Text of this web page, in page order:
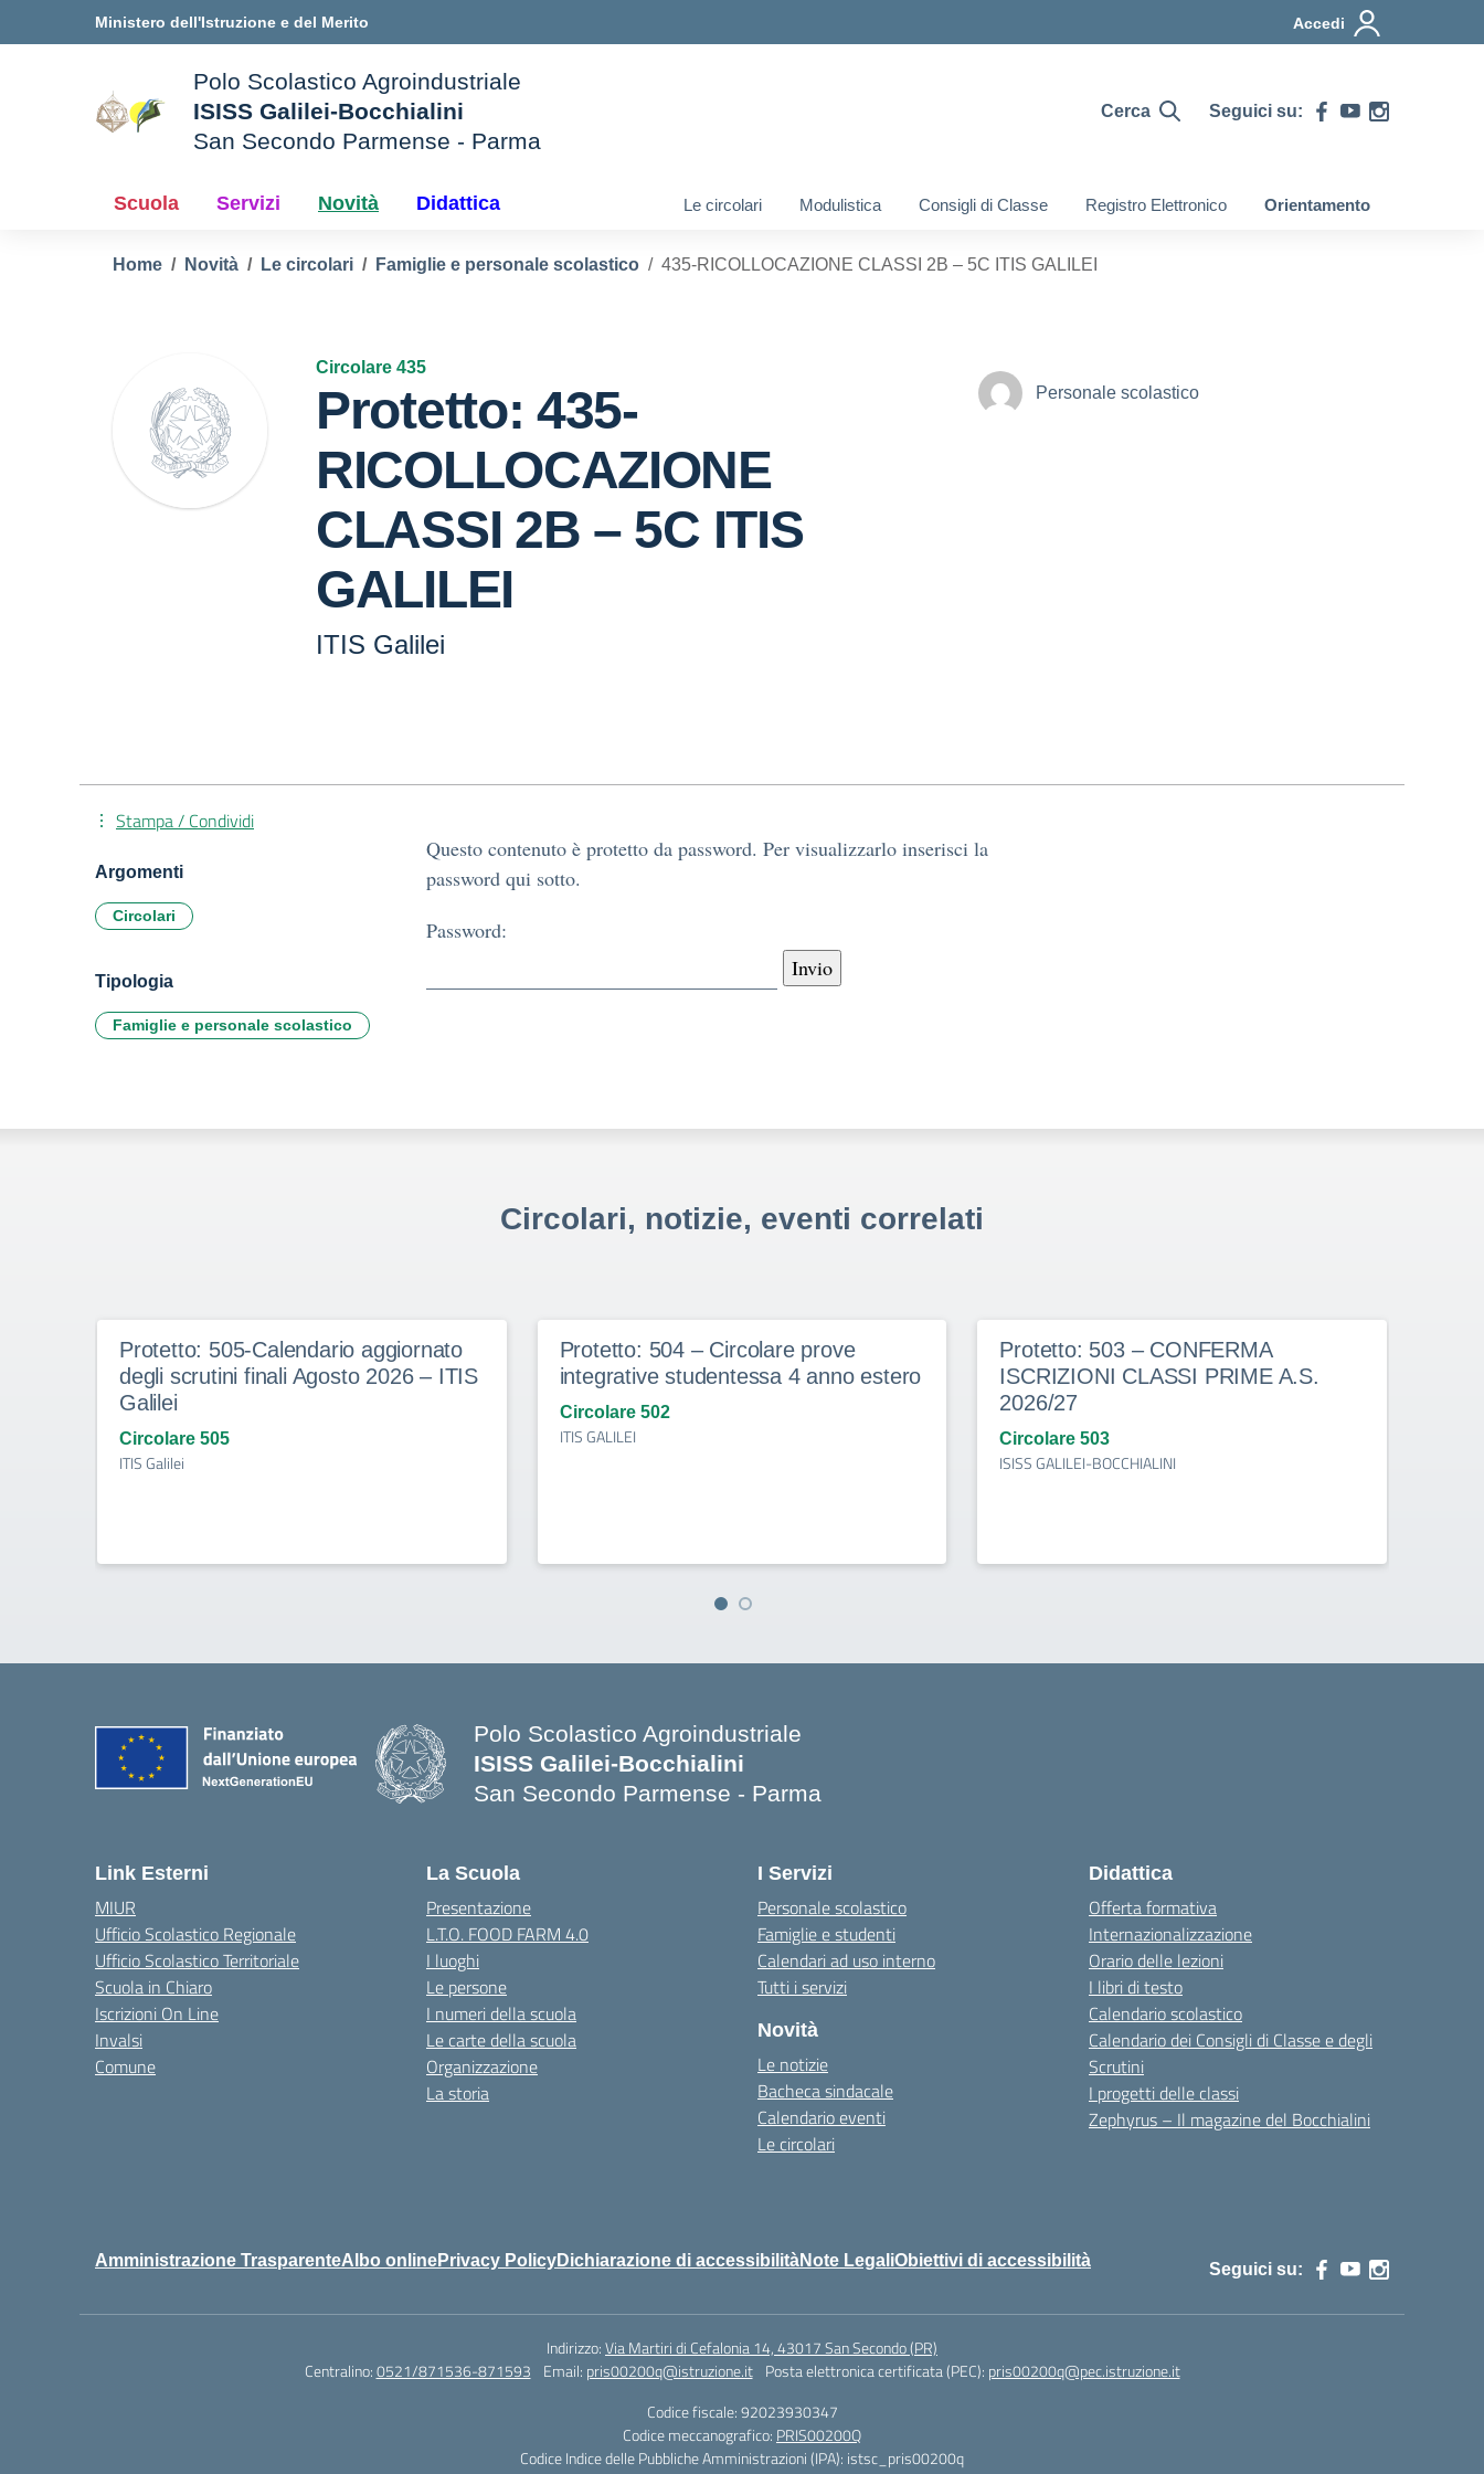
Vai ai contenuti
Vai al menu di navigazioneMinistero dell'Istruzione e del Merito Accedi
Polo Scolastico Agroindustriale
ISISS Galilei-Bocchialini
San Secondo Parmense - Parma
Cerca Seguici su:
Scuola Servizi Novità Didattica Le circolari Modulistica Consigli di Classe Registro Elettronico Orientamento
Home Novità Le circolari Famiglie e personale scolastico 435-RICOLLOCAZIONE CLASSI 2B – 5C ITIS GALILEI
Circolare 435
Protetto: 435-
RICOLLOCAZIONE
CLASSI 2B – 5C ITIS
GALILEI
ITIS Galilei
Personale scolastico
Questo contenuto è protetto da password. Per visualizzarlo inserisci la
password qui sotto.
Password:
Stampa / Condividi
Argomenti
Circolari
Tipologia
Famiglie e personale scolastico
Circolari, notizie, eventi correlati
Protetto: 505-Calendario aggiornato
degli scrutini finali Agosto 2026 – ITIS
Galilei
Circolare 505
ITIS Galilei
Protetto: 504 – Circolare prove
integrative studentessa 4 anno estero
Circolare 502
ITIS GALILEI
Protetto: 503 – CONFERMA
ISCRIZIONI CLASSI PRIME A.S.
2026/27
Circolare 503
ISISS GALILEI-BOCCHIALINI
Polo Scolastico Agroindustriale
ISISS Galilei-Bocchialini
San Secondo Parmense - Parma
Link Esterni
MIUR
Ufficio Scolastico Regionale
Ufficio Scolastico Territoriale
Scuola in Chiaro
Iscrizioni On Line
Invalsi
Comune
La Scuola
Presentazione
L.T.O. FOOD FARM 4.0
I luoghi
Le persone
I numeri della scuola
Le carte della scuola
Organizzazione
La storia
I Servizi
Personale scolastico
Famiglie e studenti
Calendari ad uso interno
Tutti i servizi
Novità
Le notizie
Bacheca sindacale
Calendario eventi
Le circolari
Didattica
Offerta formativa
Internazionalizzazione
Orario delle lezioni
I libri di testo
Calendario scolastico
Calendario dei Consigli di Classe e degli
Scrutini
I progetti delle classi
Zephyrus – Il magazine del Bocchialini
Amministrazione TrasparenteAlbo onlinePrivacy PolicyDichiarazione di accessibilitàNote LegaliObiettivi di accessibilità Seguici su:
Indirizzo:Via Martiri di Cefalonia 14, 43017 San Secondo (PR)
Centralino:0521/871536-871593 Email: pris00200q@istruzione.it Posta elettronica certificata (PEC): pris00200q@pec.istruzione.it
Codice fiscale: 92023930347
Codice meccanografico: PRIS00200Q
Codice Indice delle Pubbliche Amministrazioni (IPA): istsc_pris00200q